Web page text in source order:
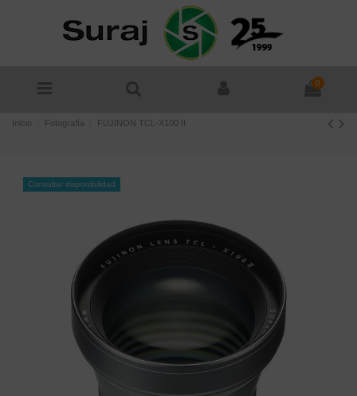
0
Inicio Fotografía FUJINON TCL-X100 II
Consultar disponibilidad